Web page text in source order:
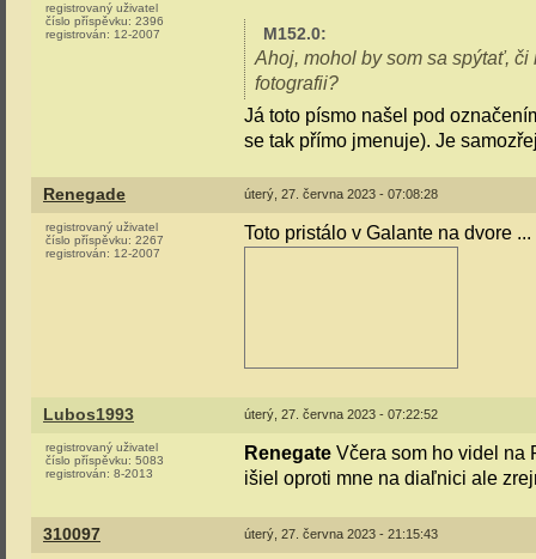
registrovaný uživatel
číslo příspěvku: 2396
registrován: 12-2007 M152.0:
Ahoj, mohol by som sa spýtať,
fotografii?
Já toto písmo našel pod
se tak přímo jmenuje). Je
Renegade úterý, 27. června 2023 - 07:08:28
registrovaný uživatel
číslo příspěvku: 2267
registrován: 12-2007
Toto pristálo v Galante na dvore ...
Lubos1993 úterý, 27. června 2023 - 07:22:52
registrovaný uživatel
číslo příspěvku: 5083
registrován: 8-2013
Renegate Včera som ho videl na
išiel oproti mne na diaľnici ale
310097 úterý, 27. června 2023 - 21:15:43